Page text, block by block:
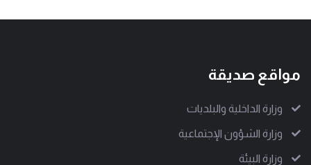
مواقع صديقة
وزارة الداخلية والبلديات
وزارة الشؤون الإجتماعية
وزارة البيئة